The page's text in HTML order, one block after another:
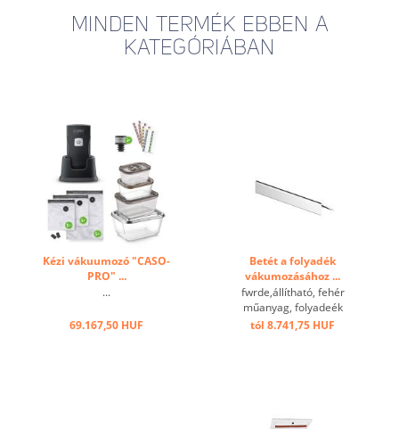
MINDEN TERMÉK EBBEN A
KATEGÓRIÁBAN
Kézi vákuumozó "CASO-
PRO" ...
...
69.167,50 HUF
Betét a folyadék
vákumozásához ...
fwrde,állítható, fehér
műanyag, folyadeék
vákumozásához ...
tól 8.741,75 HUF